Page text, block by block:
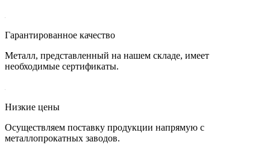
Гарантированное качество
Металл, представленный на нашем складе, имеет
необходимые сертификаты.
Низкие цены
Осуществляем поставку продукции напрямую с
металлопрокатных заводов.